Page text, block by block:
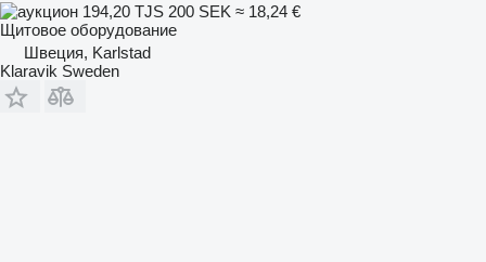
194,20 TJS 200 SEK ≈ 18,24 €
Щитовое оборудование
Швеция, Karlstad
Klaravik Sweden